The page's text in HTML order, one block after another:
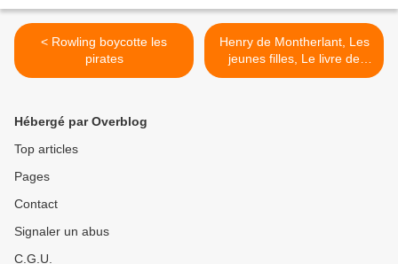
< Rowling boycotte les
pirates
Henry de Montherlant, Les
jeunes filles, Le livre de
poche, 1962. >
Hébergé par Overblog
Top articles
Pages
Contact
Signaler un abus
C.G.U.